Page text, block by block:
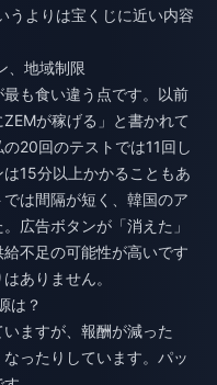
うよりは宝くじに近い内容
、地域制限
も食い違う点です。以前
が稼げる」と書かれて
20回のテストでは11回し
15分以上かかることもあ
は間隔が短く、韓国のア
広告ボタンが「消えた」
不足の可能性が高いです
ありません。
は？
ますが、報酬が減った
ったりしています。パッ